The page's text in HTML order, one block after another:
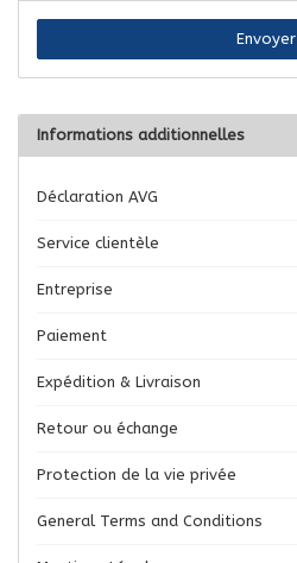
Envoyer
Informations additionnelles
Déclaration AVG
Service clientèle
Entreprise
Paiement
Expédition & Livraison
Retour ou échange
Protection de la vie privée
General Terms and Conditions